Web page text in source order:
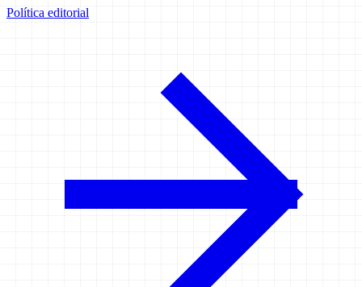
Política editorial